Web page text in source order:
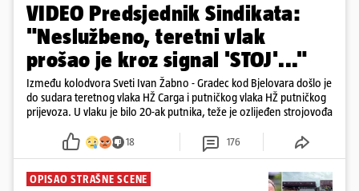
VIDEO Predsjednik Sindikata:
"Neslužbeno, teretni vlak
prošao je kroz signal 'STOJ'..."
Između kolodvora Sveti Ivan Žabno - Gradec kod Bjelovara došlo je
do sudara teretnog vlaka HŽ Carga i putničkog vlaka HŽ putničkog
prijevoza. U vlaku je bilo 20-ak putnika, teže je ozlijeđen strojovođa
18 176
OPISAO STRAŠNE SCENE